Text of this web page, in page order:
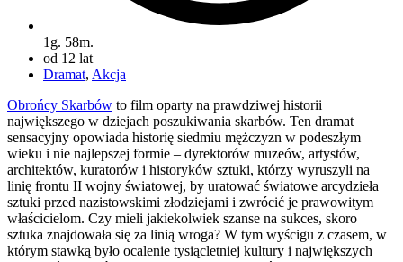
1g. 58m.
od 12 lat
Dramat, Akcja
Obrońcy Skarbów to film oparty na prawdziwej historii
największego w dziejach poszukiwania skarbów. Ten dramat
sensacyjny opowiada historię siedmiu mężczyzn w podeszłym
wieku i nie najlepszej formie – dyrektorów muzeów, artystów,
architektów, kuratorów i historyków sztuki, którzy wyruszyli na
linię frontu II wojny światowej, by uratować światowe arcydzieła
sztuki przed nazistowskimi złodziejami i zwrócić je prawowitym
właścicielom. Czy mieli jakiekolwiek szanse na sukces, skoro
sztuka znajdowała się za linią wroga? W tym wyścigu z czasem, w
którym stawką było ocalenie tysiącletniej kultury i największych